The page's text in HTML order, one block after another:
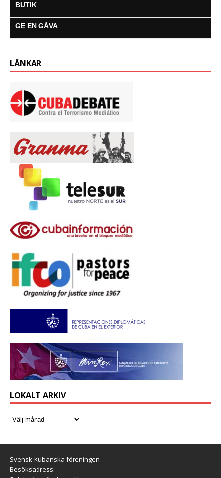
BUTIK
GE EN GÅVA
LÄNKAR
LOKALT ARKIV
Svensk-Kubanska föreningen
Besöksadress: